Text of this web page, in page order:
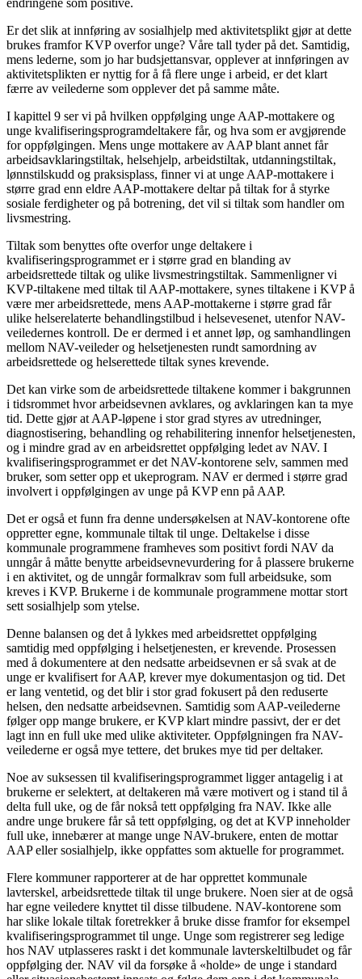
Er det slik at innføring av sosialhjelp med aktivitetsplikt gjør at dette
brukes framfor KVP overfor unge? Våre tall tyder på det. Samtidig,
mens lederne, som jo har budsjettansvar, opplever at innføringen av
aktivitetsplikten er nyttig for å få flere unge i arbeid, er det klart
færre av veilederne som opplever det på samme måte.
I kapittel 9 ser vi på hvilken oppfølging unge AAP-mottakere og
unge kvalifiseringsprogramdeltakere får, og hva som er avgjørende
for oppfølgingen. Mens unge mottakere av AAP blant annet får
arbeidsavklaringstiltak, helsehjelp, arbeidstiltak, utdanningstiltak,
lønnstilskudd og praksisplass, finner vi at unge AAP-mottakere i
større grad enn eldre AAP-mottakere deltar på tiltak for å styrke
sosiale ferdigheter og på botrening, det vil si tiltak som handler om
livsmestring.
Tiltak som benyttes ofte overfor unge deltakere i
kvalifiseringsprogrammet er i større grad en blanding av
arbeidsrettede tiltak og ulike livsmestringstiltak. Sammenligner vi
KVP-tiltakene med tiltak til AAP-mottakere, synes tiltakene i KVP å
være mer arbeidsrettede, mens AAP-mottakerne i større grad får
ulike helserelaterte behandlingstilbud i helsevesenet, utenfor NAV-
veiledernes kontroll. De er dermed i et annet løp, og samhandlingen
mellom NAV-veileder og helsetjenesten rundt samordning av
arbeidsrettede og helserettede tiltak synes krevende.
Det kan virke som de arbeidsrettede tiltakene kommer i bakgrunnen
i tidsrommet hvor arbeidsevnen avklares, og avklaringen kan ta mye
tid. Dette gjør at AAP-løpene i stor grad styres av utredninger,
diagnostisering, behandling og rehabilitering innenfor helsetjenesten,
og i mindre grad av en arbeidsrettet oppfølging ledet av NAV. I
kvalifiseringsprogrammet er det NAV-kontorene selv, sammen med
bruker, som setter opp et ukeprogram. NAV er dermed i større grad
involvert i oppfølgingen av unge på KVP enn på AAP.
Det er også et funn fra denne undersøkelsen at NAV-kontorene ofte
oppretter egne, kommunale tiltak til unge. Deltakelse i disse
kommunale programmene framheves som positivt fordi NAV da
unngår å måtte benytte arbeidsevnevurdering for å plassere brukerne
i en aktivitet, og de unngår formalkrav som full arbeidsuke, som
kreves i KVP. Brukerne i de kommunale programmene mottar stort
sett sosialhjelp som ytelse.
Denne balansen og det å lykkes med arbeidsrettet oppfølging
samtidig med oppfølging i helsetjenesten, er krevende. Prosessen
med å dokumentere at den nedsatte arbeidsevnen er så svak at de
unge er kvalifisert for AAP, krever mye dokumentasjon og tid. Det
er lang ventetid, og det blir i stor grad fokusert på den reduserte
helsen, den nedsatte arbeidsevnen. Samtidig som AAP-veilederne
følger opp mange brukere, er KVP klart mindre passivt, der er det
lagt inn en full uke med ulike aktiviteter. Oppfølgningen fra NAV-
veilederne er også mye tettere, det brukes mye tid per deltaker.
Noe av suksessen til kvalifiseringsprogrammet ligger antagelig i at
brukerne er selektert, at deltakeren må være motivert og i stand til å
delta full uke, og de får nokså tett oppfølging fra NAV. Ikke alle
andre unge brukere får så tett oppfølging, og det at KVP inneholder
full uke, innebærer at mange unge NAV-brukere, enten de mottar
AAP eller sosialhjelp, ikke oppfattes som aktuelle for programmet.
Flere kommuner rapporterer at de har opprettet kommunale
lavterskel, arbeidsrettede tiltak til unge brukere. Noen sier at de også
har egne veiledere knyttet til disse tilbudene. NAV-kontorene som
har slike lokale tiltak foretrekker å bruke disse framfor for eksempel
kvalifiseringsprogrammet til unge. Unge som registrerer seg ledige
hos NAV utplasseres raskt i det kommunale lavterskeltilbudet og får
oppfølging der. NAV vil da forsøke å «holde» de unge i standard